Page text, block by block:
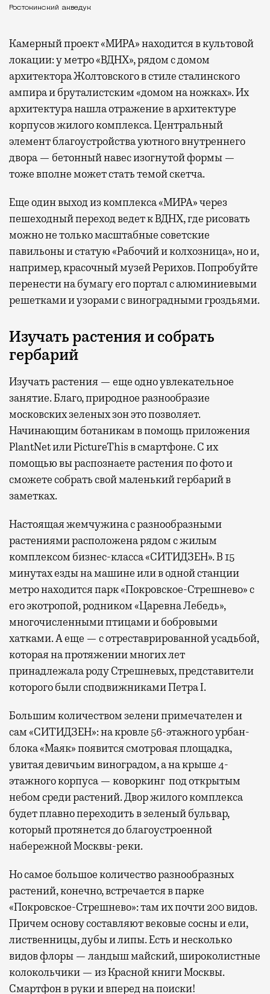
Ростокинский акведук
Камерный проект «МИРА» находится в культовой
локации: у метро «ВДНХ», рядом с домом
архитектора Жолтовского в стиле сталинского
ампира и бруталистским «домом на ножках». Их
архитектура нашла отражение в архитектуре
корпусов жилого комплекса. Центральный
элемент благоустройства уютного внутреннего
двора — бетонный навес изогнутой формы —
тоже вполне может стать темой скетча.
Еще один выход из комплекса «МИРА» через
пешеходный переход ведет к ВДНХ, где рисовать
можно не только масштабные советские
павильоны и статую «Рабочий и колхозница», но и,
например, красочный музей Рерихов. Попробуйте
перенести на бумагу его портал с алюминиевыми
решетками и узорами с виноградными гроздьями.
Изучать растения и собрать
гербарий
Изучать растения — еще одно увлекательное
занятие. Благо, природное разнообразие
московских зеленых зон это позволяет.
Начинающим ботаникам в помощь приложения
PlantNet или PictureThis в смартфоне. С их
помощью вы распознаете растения по фото и
сможете собрать свой маленький гербарий в
заметках.
Настоящая жемчужина с разнообразными
растениями расположена рядом с жилым
комплексом бизнес-класса «СИТИДЗЕН». В 15
минутах езды на машине или в одной станции
метро находится парк «Покровское-Стрешнево» с
его экотропой, родником «Царевна Лебедь»,
многочисленными птицами и бобровыми
хатками. А еще — с отреставрированной усадьбой,
которая на протяжении многих лет
принадлежала роду Стрешневых, представители
которого были сподвижниками Петра I.
Большим количеством зелени примечателен и
сам «СИТИДЗЕН»: на кровле 56-этажного урбан-
блока «Маяк» появится смотровая площадка,
увитая девичьим виноградом, а на крыше 4-
этажного корпуса — коворкинг под открытым
небом среди растений. Двор жилого комплекса
будет плавно переходить в зеленый бульвар,
который протянется до благоустроенной
набережной Москвы-реки.
Но самое большое количество разнообразных
растений, конечно, встречается в парке
«Покровское-Стрешнево»: там ихпочти 200 видов.
Причем основу составляют вековые сосны и ели,
лиственницы, дубы и липы. Есть и несколько
видов флоры — ландыш майский, широколистные
колокольчики — из Красной книги Москвы.
Смартфон в руки и вперед на поиски!